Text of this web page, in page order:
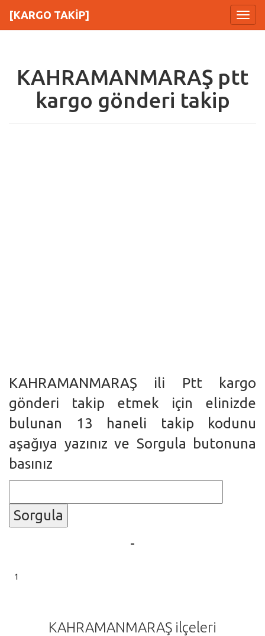
Menu
[KARGO TAKİP]
KAHRAMANMARAŞ ptt
kargo gönderi takip
KAHRAMANMARAŞ ili Ptt kargo
gönderi takip etmek için elinizde
bulunan 13 haneli takip kodunu
aşağıya yazınız ve Sorgula butonuna
basınız
Sorgula
-
1
KAHRAMANMARAŞ ilçeleri